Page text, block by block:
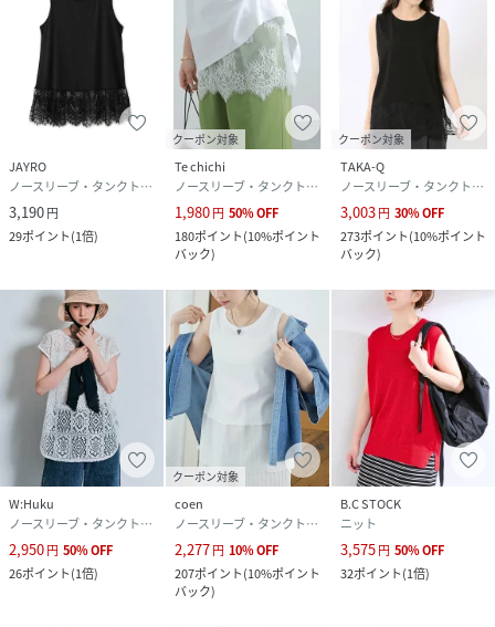
JAYRO
ノースリーブ・タンクトップ
3,190円
29ポイント(1倍)
クーポン対象
Te chichi
ノースリーブ・タンクトップ
1,980円 50%OFF
180ポイント(10%ポイント
バック)
クーポン対象
TAKA-Q
ノースリーブ・タンクトップ
3,003円 30%OFF
273ポイント(10%ポイント
バック)
W:Huku
ノースリーブ・タンクトップ
2,950円 50%OFF
26ポイント(1倍)
クーポン対象
coen
ノースリーブ・タンクトップ
2,277円 10%OFF
207ポイント(10%ポイント
バック)
B.C STOCK
ニット
3,575円 50%OFF
32ポイント(1倍)